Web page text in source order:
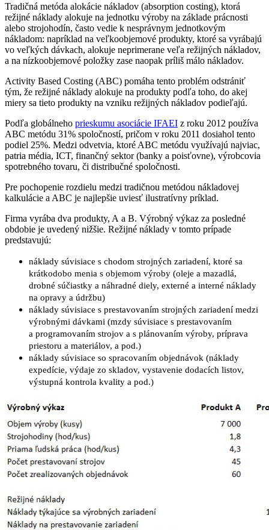
Tradičná metóda alokácie nákladov (absorption costing), ktorá
režijné náklady alokuje na jednotku výroby na základe prácnosti
alebo strojohodín, často vedie k nesprávnym jednotkovým
nákladom: napríklad na veľkoobjemové produkty, ktoré sa vyrábajú
vo veľkých dávkach, alokuje neprimerane veľa režijných nákladov,
a na nízkoobjemové položky zase naopak príliš málo nákladov.
Activity Based Costing (ABC) pomáha tento problém odstrániť
tým, že režijné náklady alokuje na produkty podľa toho, do akej
miery sa tieto produkty na vzniku režijných nákladov podieľajú.
Podľa globálneho prieskumu asociácie IFAEI z roku 2012 používa
ABC metódu 31% spoločností, pričom v roku 2011 dosiahol tento
podiel 25%. Medzi odvetvia, ktoré ABC metódu využívajú najviac,
patria média, ICT, finančný sektor (banky a poisťovne), výrobcovia
spotrebného tovaru, či distribučné spoločnosti.
Pre pochopenie rozdielu medzi tradičnou metódou nákladovej
kalkulácie a ABC je najlepšie uviesť ilustratívny príklad.
Firma vyrába dva produkty, A a B. Výrobný výkaz za posledné
obdobie je uvedený nižšie. Režijné náklady v tomto prípade
predstavujú:
náklady súvisiace s chodom strojných zariadení, ktoré sa
krátkodobo menia s objemom výroby (oleje a mazadlá,
drobné súčiastky a náhradné diely, externé a interné náklady
na opravy a údržbu)
náklady súvisiace s prestavovaním strojných zariadení medzi
výrobnými dávkami (mzdy súvisiace s prestavovaním
a programovaním strojov a s plánovaním výroby, príprava
priestoru a materiálov, a pod.)
náklady súvisiace so spracovaním objednávok (náklady
expedície, výdaje zo skladov, vystavenie dodacích listov,
výstupná kontrola kvality a pod.)